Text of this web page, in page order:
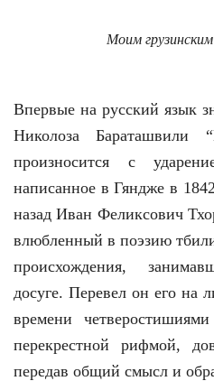
Моим
Впервые на русский язык
Николоза Бараташвили
произносится с
написанное в Гяндже в
назад Иван Феликсович
влюбленный в поэзию
происхождения,
досуге. Перевел он его на
времени
перекрестной рифмой,
передав общий смысл и